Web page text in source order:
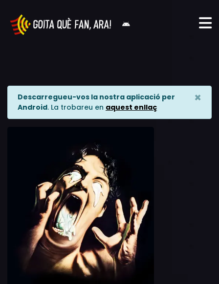
Descarregueu-vos la nostra aplicació per
Android. La trobareu en aquest enllaç
×